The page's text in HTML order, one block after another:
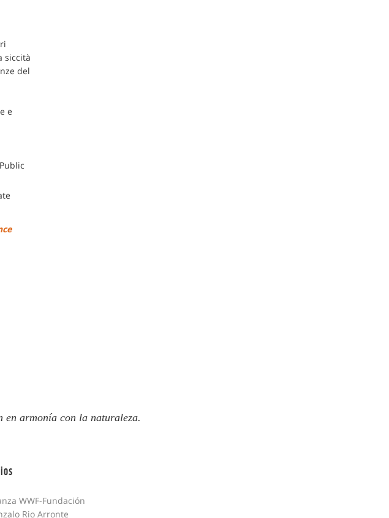
siccità
del
e
en armonía con la naturaleza.
WWF-Fundación
Rio Arronte